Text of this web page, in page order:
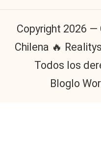
Copyright 2026 —
Chilena 🔥
Todos los
Bloglo